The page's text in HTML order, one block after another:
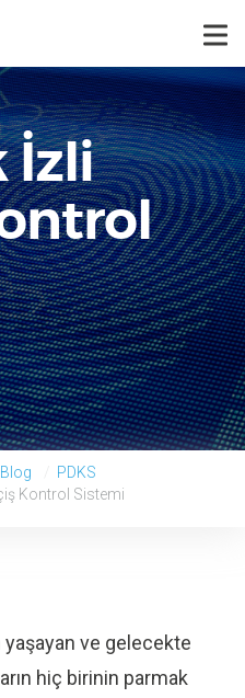
İzli
Blog
PDKS
Kontrol Sistemi
yaşayan ve gelecekte
hiç birinin parmak